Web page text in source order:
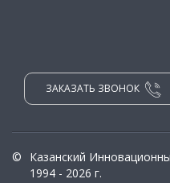
ЗАКАЗАТЬ ЗВОНОК
©
Казанский
1994 - 2026 г.